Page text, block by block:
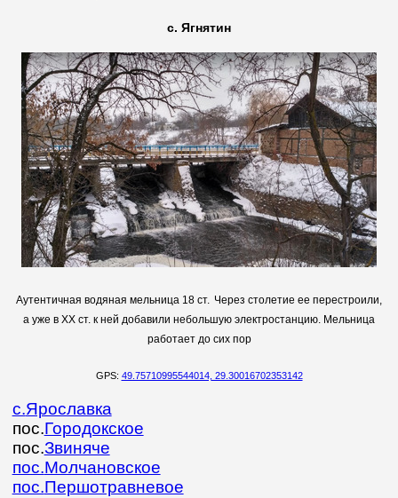
с. Ягнятин
Аутентичная водяная мельница 18 ст. Через столетие ее перестроили,
а уже в XX ст. к ней добавили небольшую электростанцию. Мельница
работает до сих пор
GPS: 49.75710995544014, 29.30016702353142
с.Ярославка
пос.Городокское
пос.Звиняче
пос.Молчановское
пос.Першотравневое